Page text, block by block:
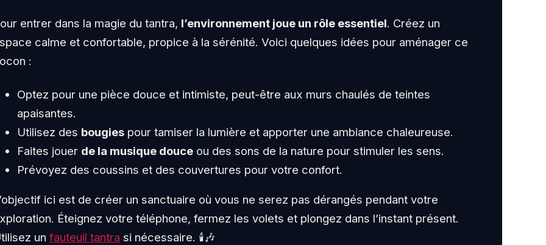
entrer dans la magie du tantra, l’environnement joue un rôle essentiel. Créez un
calme et confortable, propice à la sérénité. Voici quelques idées pour aménager ce
:
Optez pour une pièce douce et intimiste, peut-être aux murs chaulés de teintes
apaisantes.
Utilisez des bougies pour tamiser la lumière et apporter une ambiance chaleureuse.
Faites jouer de la musique douce ou des sons de la nature pour stimuler les sens.
Prévoyez des coussins et des couvertures pour votre confort.
ici est de créer un sanctuaire où vous ne serez pas dérangés pendant votre
Éteignez votre téléphone, fermez les volets et plongez dans l’instant présent.
un fauteuil tantra si nécessaire. 🕯️🎶